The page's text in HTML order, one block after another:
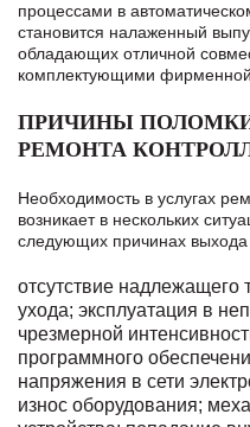
процессами в
становится налаженный
обладающих отличной
комплектующими
ПРИЧИНЫ
РЕМОНТА
Необходимость в услугах
возникает в нескольких
следующих причинах выхода
отсутствие надлежащего
ухода; эксплуатация в
чрезмерной
программного
напряжения в сети
износ оборудования;